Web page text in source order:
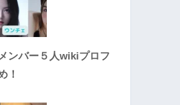
ンバー５人wikiプロフ
！